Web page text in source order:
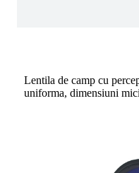
Lentila de camp cu
uniforma, dimensiuni